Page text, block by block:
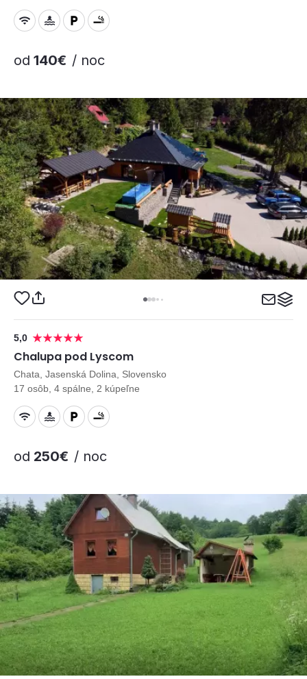
od 140€ / noc
5,0
Chalupa pod Lyscom
Chata, Jasenská Dolina, Slovensko
17 osôb, 4 spálne, 2 kúpeľne
od 250€ / noc